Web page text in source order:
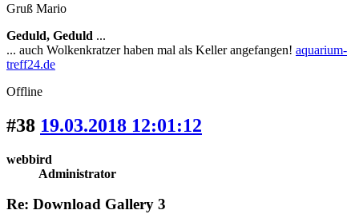
Gruß Mario
Geduld, Geduld ...
... auch Wolkenkratzer haben mal als Keller angefangen! aquarium-
treff24.de
Offline
#38 19.03.2018 12:01:12
webbird
Administrator
Re: Download Gallery 3